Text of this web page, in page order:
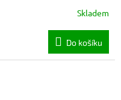
Skladem
Do košíku